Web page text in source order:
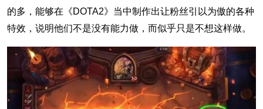
的多，能够在《DOTA2》当中制作出让粉丝引以为傲的各种
特效，说明他们不是没有能力做，而似乎只是不想这样做。